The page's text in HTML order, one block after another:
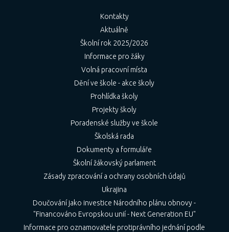
Kontakty
Aktuálně
Školní rok 2025/2026
Informace pro žáky
Volná pracovní místa
Dění ve škole - akce školy
Prohlídka školy
Projekty školy
Poradenské služby ve škole
Školská rada
Dokumenty a formuláře
Školní žákovský parlament
Zásady zpracování a ochrany osobních údajů
Ukrajina
Doučování jako investice Národního plánu obnovy -
"Financováno Evropskou unií - Next Generation EU"
Informace pro oznamovatele protiprávního jednání podle